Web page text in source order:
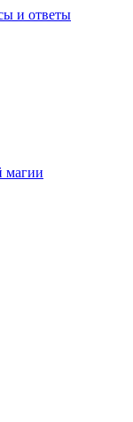
и ответы
магии